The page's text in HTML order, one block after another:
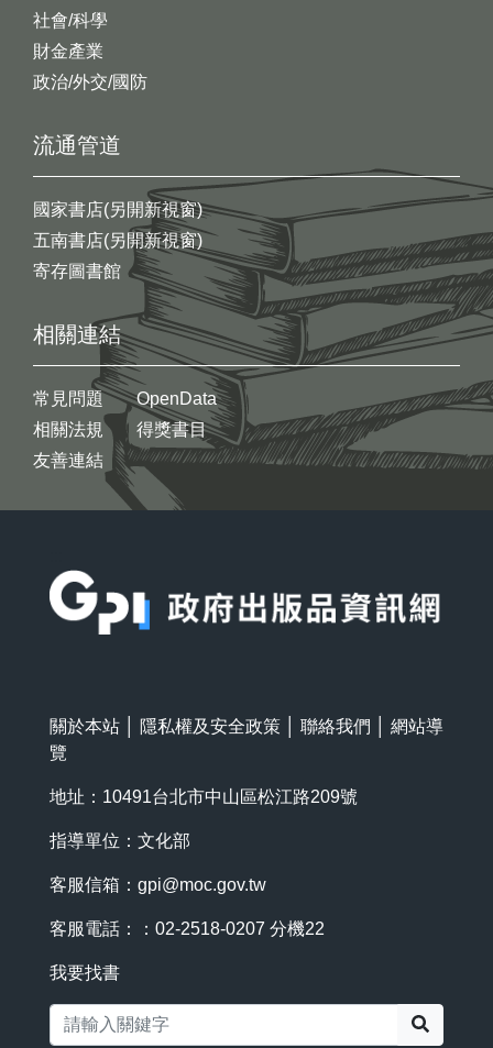
社會/科學
財金產業
政治/外交/國防
流通管道
國家書店(另開新視窗)
五南書店(另開新視窗)
寄存圖書館
相關連結
常見問題
相關法規
友善連結
OpenData
得獎書目
關於本站 隱私權及安全政策 聯絡我們
網站導
覽
地址：10491台北市中山區松江路209號
指導單位：文化部
客服信箱： gpi@moc.gov.tw
客服電話：：02-2518-0207 分機22
我要找書